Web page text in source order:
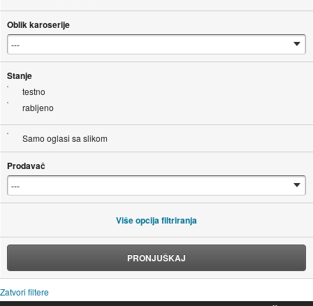
Oblik karoserije
Stanje
testno
rabljeno
Samo oglasi sa slikom
Prodavač
Više opcija filtriranja
PRONJUŠKAJ
Zatvori filtere